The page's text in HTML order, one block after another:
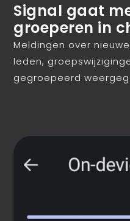
Signal gaat
groeperen in
Meldingen over
leden,
gegroepeerd